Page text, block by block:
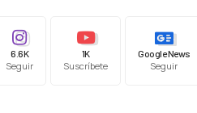
6.6K
Seguir
1K
Suscríbete
Google News
Seguir